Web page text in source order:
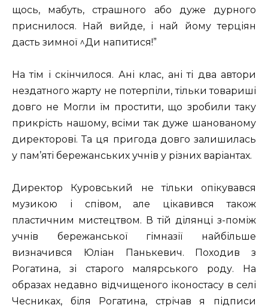
щось, мабуть, страшного або дуже дурного
приснилося. Най вийде, і най йому терціян
дасть зимної ^Ди напитися!”
На тім і скінчилося. Ані клас, ані ті два автори
нездатного жарту не потерпіли, тільки товариші
довго не Могли їм простити, що зробили таку
прикрість нашому, всіми так дуже шанованому
директорові. Та ця пригода довго залишилась
у пам’яті бережанських учнів у різних варіантах.
Директор Куровський не тільки опікувався
музикою і співом, але цікавився також
пластичним мистецтвом. В тій ділянці з-поміж
учнів бережанської гімназії найбільше
визначився Юліан Панькевич. Походив з
Рогатина, зі старого малярського роду. На
образах недавно відчищеного іконостасу в селі
Чесниках, біля Рогатина, стрічав я підписи